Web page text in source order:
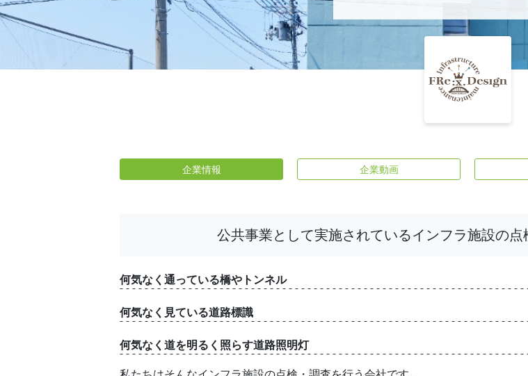
企業情報 企業動画
公共事業として実施されているインフラ施設の
何気なく通っている橋やトンネル
何気なく見ている道路標識
何気なく道を明るく照らす道路照明灯